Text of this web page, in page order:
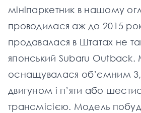
мініпаркетник в нашому
проводилася аж до 2015
продавалася в Штатах не
японський Subaru
оснащувалася об’ємним
двигуном і п’яти або
трансмісією. Модель